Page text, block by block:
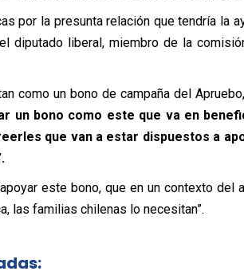
por la presunta relación que tendría la
diputado liberal, miembro de la
como un bono de campaña del
un bono como este que va en
que van a estar dispuestos a
este bono, que en un contexto
las familias chilenas lo necesitan”.